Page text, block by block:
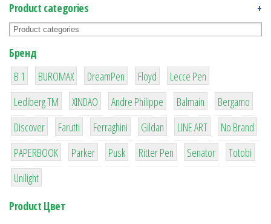
Product categories +
Бренд
B 1
1
BUROMAX
1
DreamPen
2
Floyd
2
Lecce Pen
3
Lediberg ТМ
3
XINDAO
1
Andre Philippe
4
Balmain
26
Bergamo
64
Discover
299
Farutti
4
Ferraghini
42
Gildan
4
LINE ART
90
No Brand
8
PAPERBOOK
6
Parker
2
Pusk
22
Ritter Pen
15
Senator
43
Totobi
1
Unilight
Product Цвет